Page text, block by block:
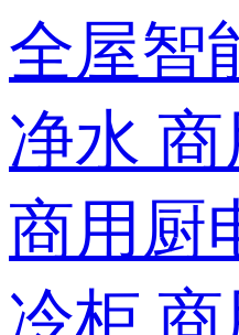
全屋智
净水 商
商用厨
冷柜 商